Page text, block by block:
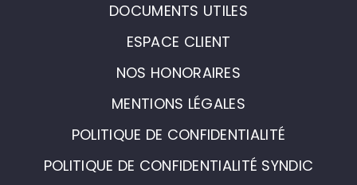
DOCUMENTS UTILES
ESPACE CLIENT
NOS HONORAIRES
MENTIONS LÉGALES
POLITIQUE DE CONFIDENTIALITÉ
POLITIQUE DE CONFIDENTIALITÉ SYNDIC